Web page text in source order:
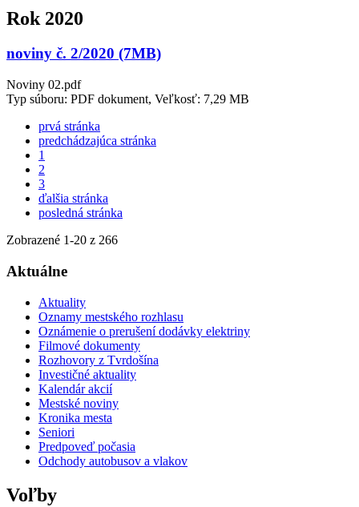
Rok 2020
noviny č. 2/2020 (7MB)
Noviny 02.pdf
Typ súboru: PDF dokument, Veľkosť: 7,29 MB
prvá stránka
predchádzajúca stránka
1
2
3
ďalšia stránka
posledná stránka
Zobrazené 1-20 z 266
Aktuálne
Aktuality
Oznamy mestského rozhlasu
Oznámenie o prerušení dodávky elektriny
Filmové dokumenty
Rozhovory z Tvrdošína
Investičné aktuality
Kalendár akcií
Mestské noviny
Kronika mesta
Seniori
Predpoveď počasia
Odchody autobusov a vlakov
Voľby